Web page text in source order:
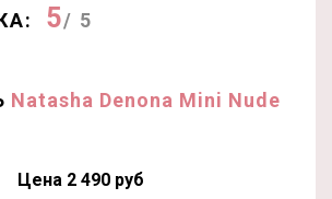
5/ 5
Natasha Denona Mini Nude
Цена 2 490 руб